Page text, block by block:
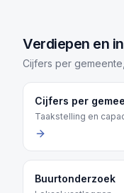
Verdiepen en
Cijfers per
Cijfers per
Taakstelling en
Buurtonderzoek